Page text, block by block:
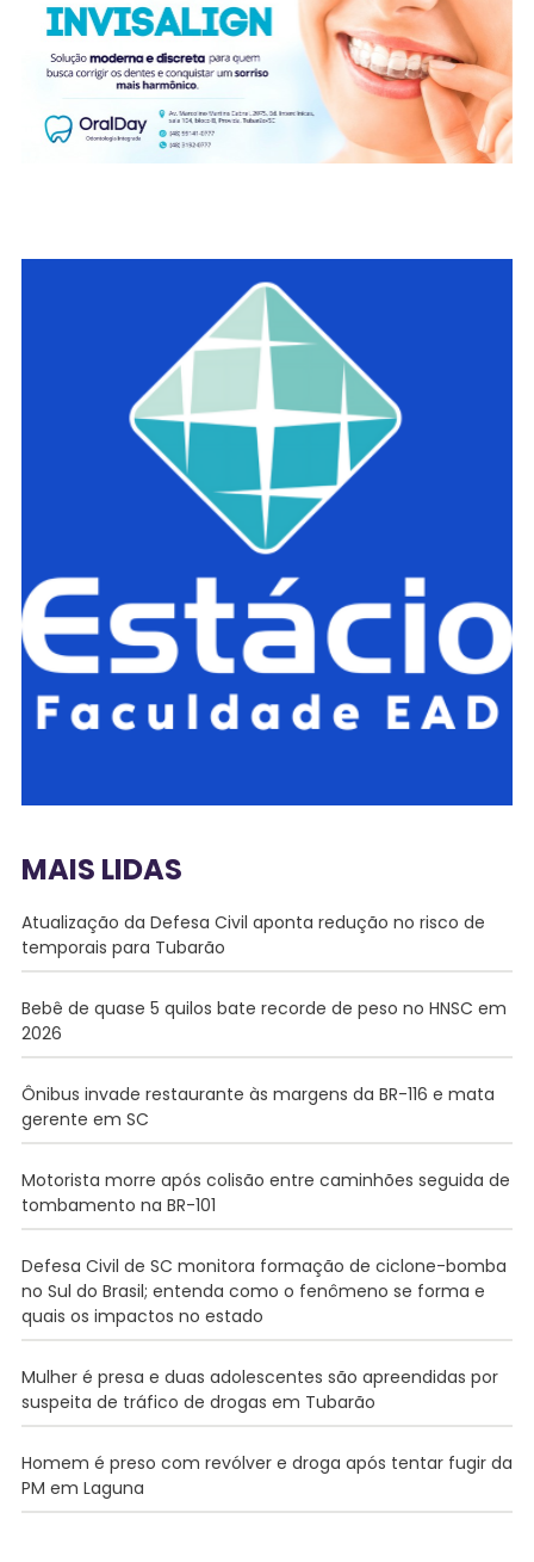
MAIS LIDAS
Atualização da Defesa Civil aponta redução no risco de
temporais para Tubarão
Bebê de quase 5 quilos bate recorde de peso no HNSC em
2026
Ônibus invade restaurante às margens da BR-116 e mata
gerente em SC
Motorista morre após colisão entre caminhões seguida de
tombamento na BR-101
Defesa Civil de SC monitora formação de ciclone-bomba
no Sul do Brasil; entenda como o fenômeno se forma e
quais os impactos no estado
Mulher é presa e duas adolescentes são apreendidas por
suspeita de tráfico de drogas em Tubarão
Homem é preso com revólver e droga após tentar fugir da
PM em Laguna